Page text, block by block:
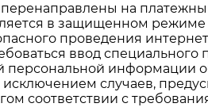
перенаправлены на
в защищенном режиме
проведения
ввод
информации
случаев,
соответствии с